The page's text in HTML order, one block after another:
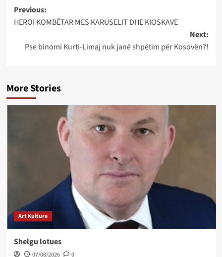
Post
navigation
Previous:
HEROI KOMBËTAR MES KARUSELIT DHE KIOSKAVE
Next:
Pse binomi Kurti-Limaj nuk janë shpëtim për Kosovën?!
More Stories
Art Kulture
Shelgu lotues
07/08/2026 0